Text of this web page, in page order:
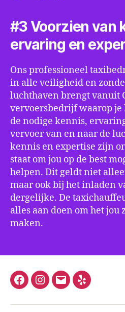
#3 Voorzien van
ervaring en
Ons professioneel
in alle veiligheid en
luchthaven brengt vanuit
vervoersbedrijf waarop
de nodige kennis,
vervoer van en naar de
kennis en expertise zijn
staat om jou op de best
helpen. Dit geldt niet
maar ook bij het inladen
dergelijke. De
alles aan doen om het
maken.
FacebookInstagram
E-
Yelp